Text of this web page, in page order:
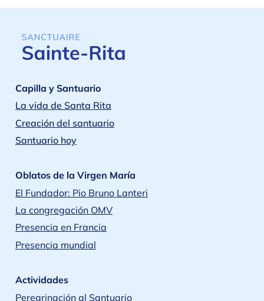
Capilla y Santuario
La vida de Santa Rita
Creación del santuario
Santuario hoy
Oblatos de la Virgen María
El Fundador: Pio Bruno Lanteri
La congregación OMV
Presencia en Francia
Presencia mundial
Actividades
Peregrinación al Santuario